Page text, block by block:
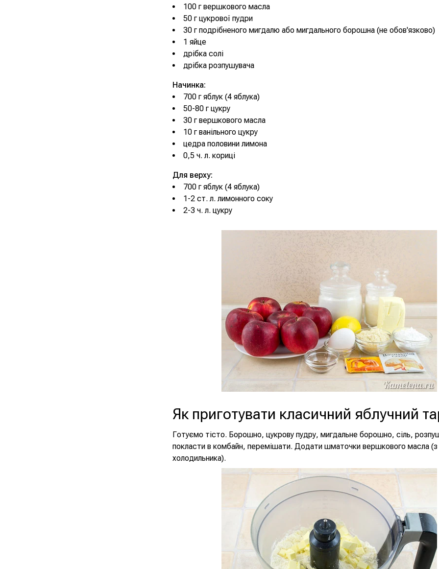
100 г вершкового масла
50 г цукрової пудри
30 г подрібненого мигдалю або мигдального борошна (не обов'язково)
1 яйце
дрібка солі
дрібка розпушувача
Начинка:
700 г яблук (4 яблука)
50-80 г цукру
30 г вершкового масла
10 г ванільного цукру
цедра половини лимона
0,5 ч. л. кориці
Для верху:
700 г яблук (4 яблука)
1-2 ст. л. лимонного соку
2-3 ч. л. цукру
Як приготувати класичний яблучний
Готуємо тісто. Борошно, цукрову пудру, мигдальне борошно, сіль,
покласти в комбайн, перемішати. Додати шматочки вершкового масла (з
холодильника).